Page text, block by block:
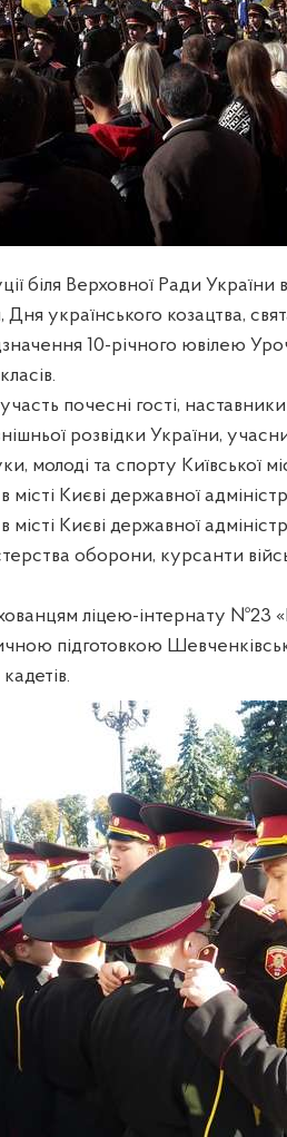
біля Верховної Ради України
українського козацтва,
10-річного ювілею
почесні гості,
розвідки України,
молоді та спорту Київської
Києві державної
Києві державної
оборони, курсанти
ліцею-інтернату №23
підготовкою